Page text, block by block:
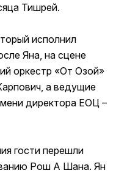
Тишрей.
исполнил
Яна, на сцене
оркестр «От Озой»
а ведущие
директора ЕОЦ –
гости перешли
Рош А Шана. Ян